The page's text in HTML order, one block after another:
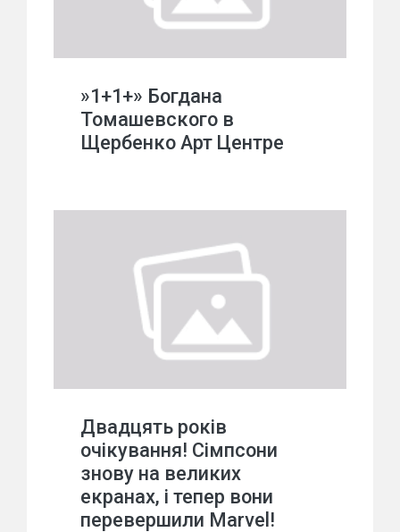
»1+1+» Богдана
Томашевского в
Щербенко Арт Центре
Двадцять років
очікування! Сімпсони
знову на великих
екранах, і тепер вони
перевершили Marvel!